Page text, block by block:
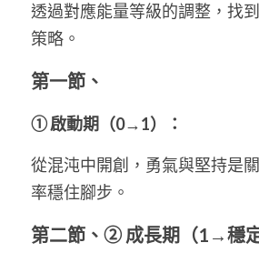
透過對應能量等級的調整，找
策略。
第一節、
① 啟動期（0→1）：
從混沌中開創，勇氣與堅持是
率穩住腳步。
第二節、② 成長期（1→穩